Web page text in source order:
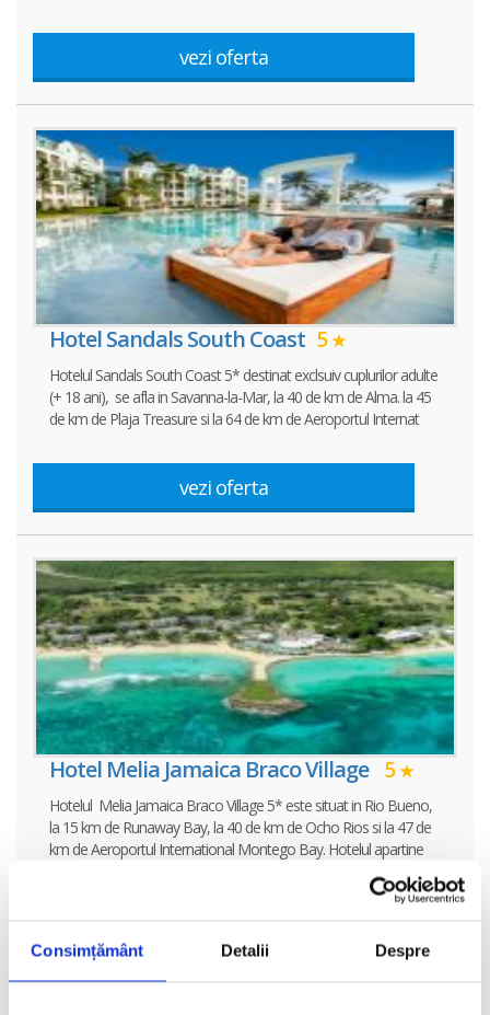
Consimțământ Detalii Despre
vezi oferta
Hotel Sandals South Coast 5
Hotelul Sandals South Coast 5* destinat exclsuiv cuplurilor adulte
(+ 18 ani), se afla in Savanna-la-Mar, la 40 de km de Alma. la 45
de km de Plaja Treasure si la 64 de km de Aeroportul Internat
vezi oferta
Hotel Melia Jamaica Braco Village 5
Hotelul Melia Jamaica Braco Village 5* este situat in Rio Bueno,
la 15 km de Runaway Bay, la 40 de km de Ocho Rios si la 47 de
km de Aeroportul International Montego Bay. Hotelul apartine
vezi oferta